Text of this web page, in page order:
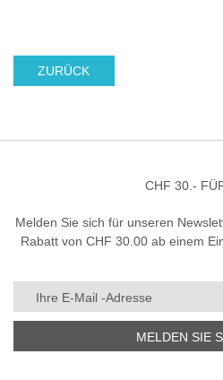
ZURÜCK
CHF 30.-
Melden Sie sich für unseren
Rabatt von CHF 30.00 ab einem
MELDEN SIE